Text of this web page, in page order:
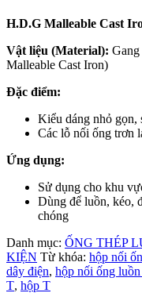
H.D.G Malleable Cast
Vật liệu (Material):
Malleable Cast Iron)
Đặc điểm:
Kiểu dáng nhỏ gọn,
Các lỗ nối ống trơn
Ứng dụng:
Sử dụng cho khu
Dùng để luồn, kéo,
chóng
Danh mục: ỐNG THÉP
KIỆN Từ khóa: hộp nối
dây điện, hộp nối ống
T, hộp T